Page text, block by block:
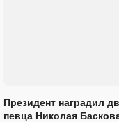
Президент наградил
певца Николая